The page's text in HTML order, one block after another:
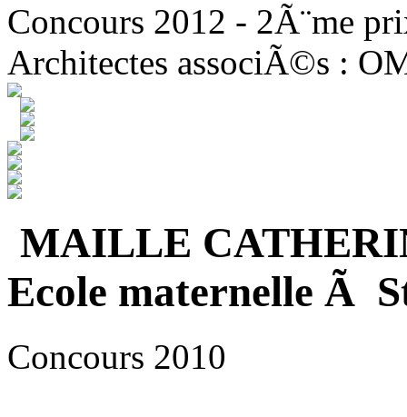
Concours 2012 - 2Ã¨me
Architectes associÃ©s :
MAILLE
Ecole maternelle Ã
Concours 2010